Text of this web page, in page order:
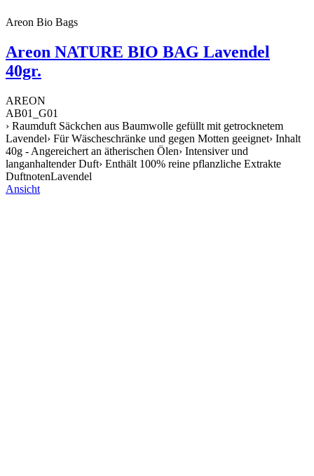
Areon Bio Bags
Areon NATURE BIO BAG Lavendel
40gr.
AREON
AB01_G01
› Raumduft Säckchen aus Baumwolle gefüllt mit getrocknetem
Lavendel› Für Wäscheschränke und gegen Motten geeignet› Inhalt
40g - Angereichert an ätherischen Ölen› Intensiver und
langanhaltender Duft› Enthält 100% reine pflanzliche Extrakte
DuftnotenLavendel
Ansicht